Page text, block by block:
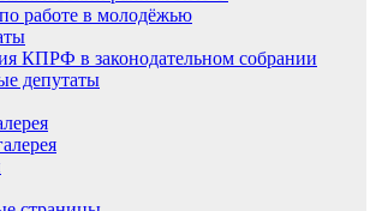
работе в молодёжью
КПРФ в законодательном собрании
депутаты